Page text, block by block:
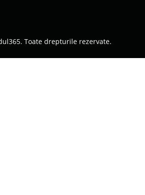
Toate drepturile rezervate.